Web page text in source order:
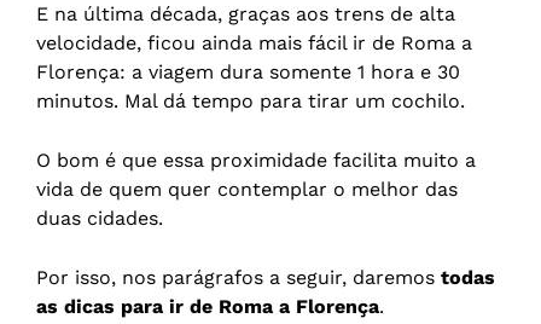
E na última década, graças aos trens de alta
velocidade, ficou ainda mais fácil ir de Roma a
Florença: a viagem dura somente 1 hora e 30
minutos. Mal dá tempo para tirar um cochilo.
O bom é que essa proximidade facilita muito a
vida de quem quer contemplar o melhor das
duas cidades.
Por isso, nos parágrafos a seguir, daremos todas
as dicas para ir de Roma a Florença.